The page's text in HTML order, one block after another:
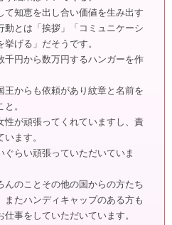
て知恵を出し合い価値を生み出す
動とは「挨拶」「コミュニケーシ
げる」だそうです。
千円から数万円するハンガーを作
王からも依頼があり紋章と名前を
。
性が頑張ってくれていますし、責
ます。
ぐらい頑張っていただいていま
んのことその他の国からの方たち
またハンディキャップのある方も
事をしていただいています。